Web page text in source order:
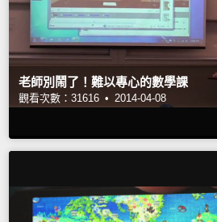
老師別鬧了！難以專心的數學課
觀看次數：31616 • 2014-04-08